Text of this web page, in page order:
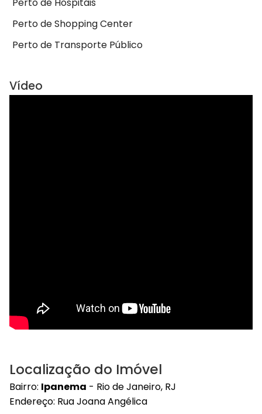
Perto de Hospitais
Perto de Shopping Center
Perto de Transporte Público
Vídeo
Localização do Imóvel
Bairro: Ipanema - Rio de Janeiro, RJ
Endereço: Rua Joana Angélica